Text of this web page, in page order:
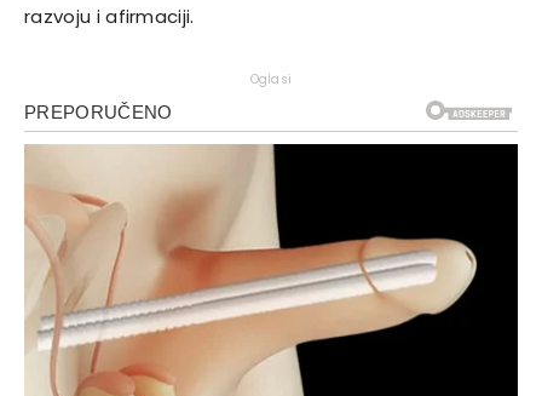
razvoju i afirmaciji.
Oglasi